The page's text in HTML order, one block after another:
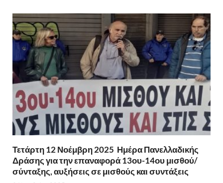
Τετάρτη 12 Νοέμβρη 2025 Ημέρα Πανελλαδικής
Δράσης για την επαναφορά 13ου-14ου μισθού/
σύνταξης, αυξήσεις σε μισθούς και συντάξεις